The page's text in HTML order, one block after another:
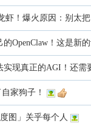
虾！爆火原因：别太
OpenClaw！这是新
现真正的AGI！还需
家狗子！
图」关乎每个人